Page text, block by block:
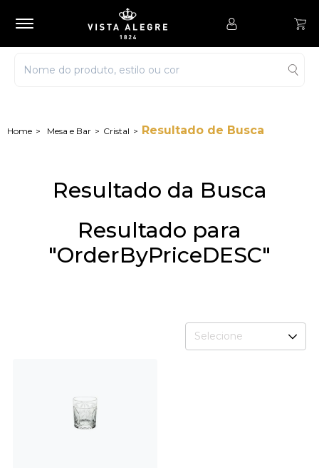
Mesa e Bar Cristal Resultado de Busca
Resultado da Busca
Resultado para
"OrderByPriceDESC"
Selecione